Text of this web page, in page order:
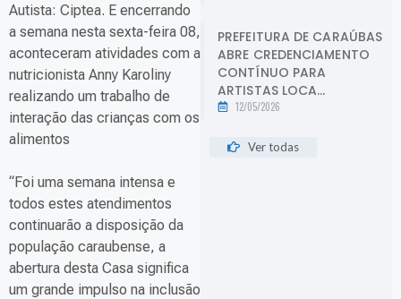
Autista: Ciptea. E encerrando
a semana nesta sexta-feira 08,
aconteceram atividades com a
nutricionista Anny Karoliny
realizando um trabalho de
interação das crianças com os
alimentos
“Foi uma semana intensa e
todos estes atendimentos
continuarão a disposição da
população caraubense, a
abertura desta Casa significa
um grande impulso na inclusão
PREFEITURA DE CARAÚBAS
ABRE CREDENCIAMENTO
CONTÍNUO PARA
ARTISTAS LOCA...
12/05/2026
Ver todas